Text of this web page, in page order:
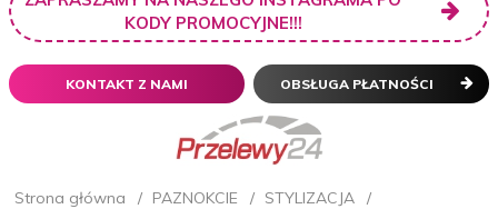
KODY PROMOCYJNE!!!
KONTAKT Z NAMI OBSŁUGA PŁATNOŚCI
Strona główna PAZNOKCIE
STYLIZACJA